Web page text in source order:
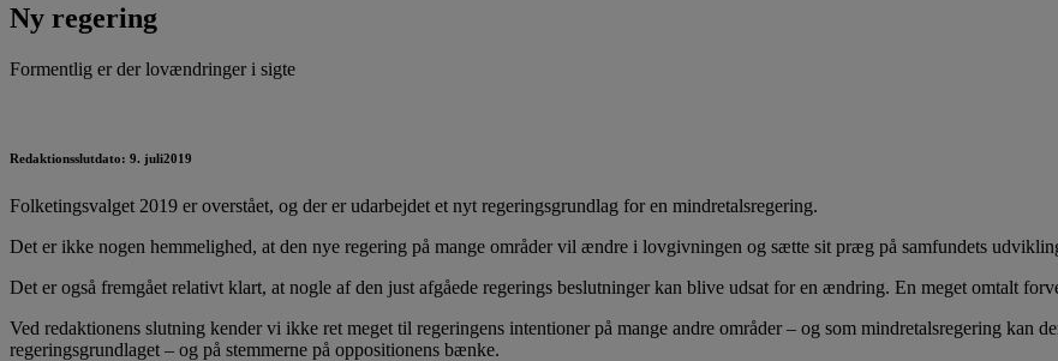
Ny regering
Formentlig er der lovændringer i sigte
Redaktionsslutdato: 9. juli2019
Folketingsvalget 2019 er overstået, og der er udarbejdet et nyt regeringsgrundlag for en mindretalsregering.
Det er ikke nogen hemmelighed, at den nye regering på mange områder vil ændre i lovgivningen og sætte sit præg på samfundets
Det er også fremgået relativt klart, at nogle af den just afgåede regerings beslutninger kan blive udsat for en ændring. En meget omtalt
Ved redaktionens slutning kender vi ikke ret meget til regeringens intentioner på mange andre områder – og som mindretalsregering kan
regeringsgrundlaget – og på stemmerne på oppositionens bænke.